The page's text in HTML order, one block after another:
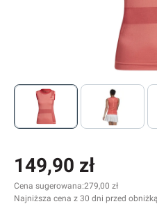
149,90 zł
Cena sugerowana:279,00 zł
Najniższa cena z 30 dni przed